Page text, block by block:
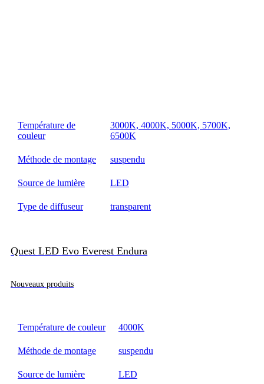
Température de
couleur
3000K, 4000K, 5000K, 5700K,
6500K
Méthode de montage suspendu
Source de lumière LED
Type de diffuseur transparent
Quest LED Evo Everest Endura
Nouveaux produits
Température de couleur 4000K
Méthode de montage suspendu
Source de lumière LED